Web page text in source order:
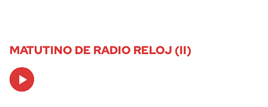
MATUTINO DE RADIO RELOJ (II)
Audio
Player